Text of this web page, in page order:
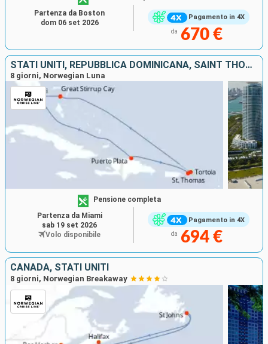
Pagamento in 4X
da 670 €
Partenza da Boston
dom 06 set 2026
STATI UNITI, REPUBBLICA DOMINICANA, SAINT THOMAS, TORTOLA, BAHAMAS
8 giorni, Norwegian Luna
Pagamento in 4X
Pensione completa
da 694 €
Partenza da Miami
sab 19 set 2026
Volo disponibile
CANADA, STATI UNITI
8 giorni, Norwegian Breakaway